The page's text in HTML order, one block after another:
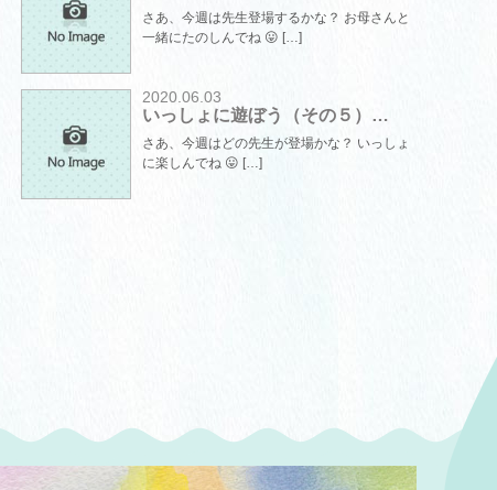
さあ、今週は先生登場するかな？ お母さんと
一緒にたのしんでね 😛 […]
2020.06.03
いっしょに遊ぼう（その５）…
さあ、今週はどの先生が登場かな？ いっしょ
に楽しんでね 😛 […]